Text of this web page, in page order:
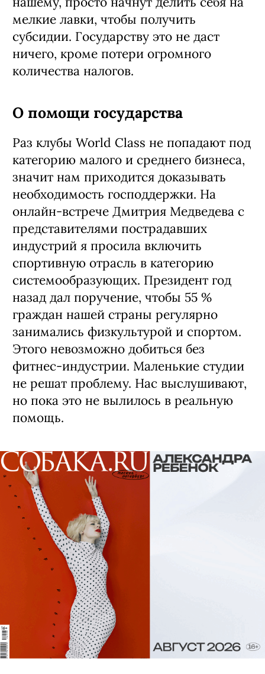
мелкие лавки, чтобы получить
субсидии. Государству это не даст
ничего, кроме потери огромного
количества налогов.
О помощи государства
Раз клубы World Class не попадают под
категорию малого и среднего бизнеса,
значит нам приходится доказывать
необходимость господдержки. На
онлайн-встрече Дмитрия Медведева с
представителями пострадавших
индустрий я просила включить
спортивную отрасль в категорию
системообразующих. Президент год
назад дал поручение, чтобы 55 %
граждан нашей страны регулярно
занимались физкультурой и спортом.
Этого невозможно добиться без
фитнес-индустрии. Маленькие студии
не решат проблему. Нас выслушивают,
но пока это не вылилось в реальную
помощь.